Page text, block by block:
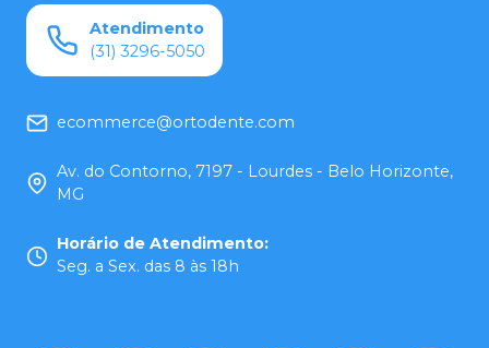
Atendimento
(31) 3296-5050
ecommerce@ortodente.com
Av. do Contorno, 7197 - Lourdes - Belo Horizonte,
MG
Horário de Atendimento:
Seg. a Sex. das 8 às 18h